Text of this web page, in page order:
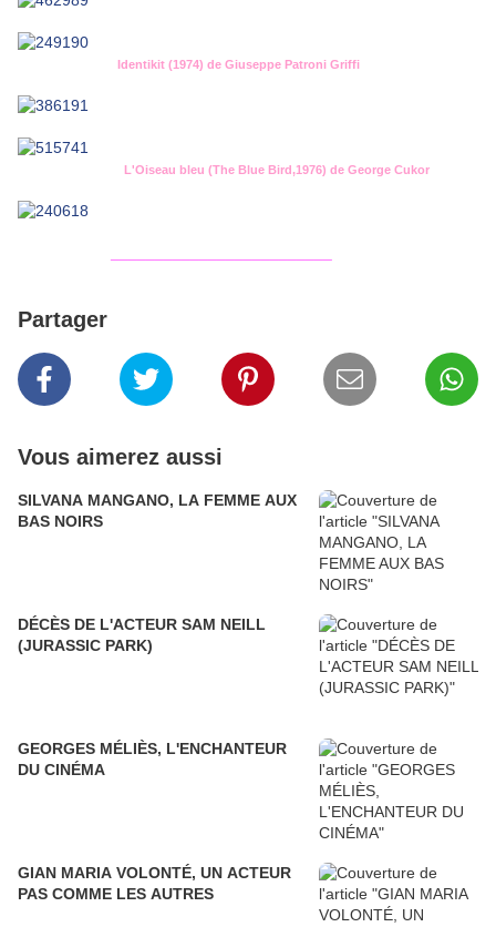
Identikit (1974) de Giuseppe Patroni Griffi
L'Oiseau bleu (The Blue Bird,1976) de George Cukor
Partager
Vous aimerez aussi
SILVANA MANGANO, LA FEMME AUX
BAS NOIRS
DÉCÈS DE L'ACTEUR SAM NEILL
(JURASSIC PARK)
GEORGES MÉLIÈS, L'ENCHANTEUR
DU CINÉMA
GIAN MARIA VOLONTÉ, UN ACTEUR
PAS COMME LES AUTRES